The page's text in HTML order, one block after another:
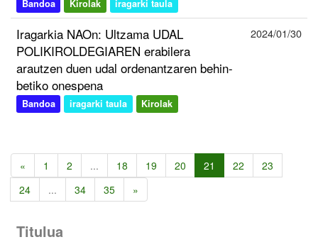
Bandoa Kirolak iragarki taula
Iragarkia NAOn: Ultzama UDAL
POLIKIROLDEGIAREN erabilera
arautzen duen udal ordenantzaren behin-
betiko onespena
Bandoa iragarki taula Kirolak
2024/01/30
« 1 2 ... 18 19 20 21 22
23
24
... 34 35 »
Titulua